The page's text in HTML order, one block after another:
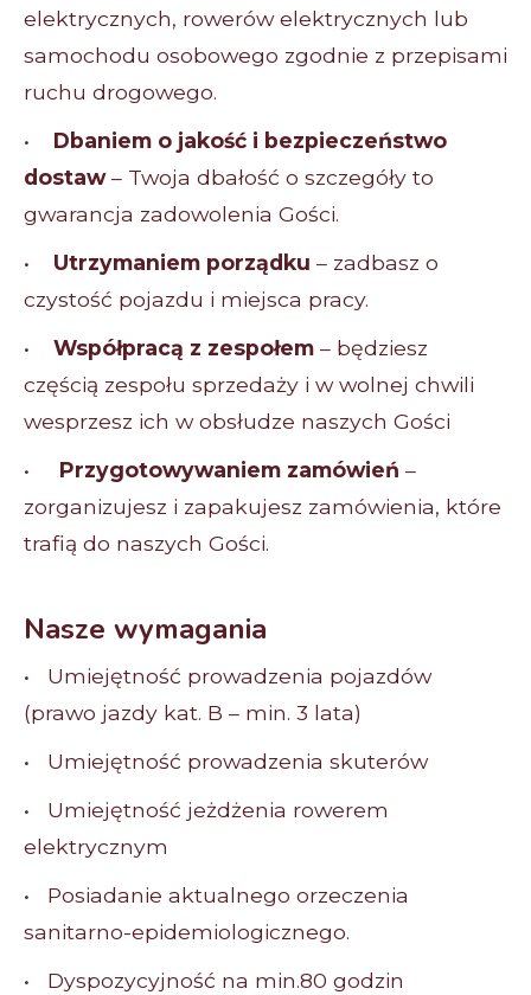
elektrycznych, rowerów elektrycznych lub
samochodu osobowego zgodnie z przepisami
ruchu drogowego.
• Dbaniem o jakość i bezpieczeństwo
dostaw– Twoja dbałość o szczegóły to
gwarancja zadowolenia Gości.
• Utrzymaniem porządku – zadbasz o
czystość pojazdu i miejsca pracy.
• Współpracą z zespołem – będziesz
częścią zespołu sprzedaży i w wolnej chwili
wesprzesz ich w obsłudze naszych Gości
• Przygotowywaniem zamówień –
zorganizujesz i zapakujesz zamówienia, które
trafią do naszych Gości.
Nasze wymagania
• Umiejętność prowadzenia pojazdów
(prawo jazdy kat. B – min. 3 lata)
• Umiejętność prowadzenia skuterów
• Umiejętność jeżdżenia rowerem
elektrycznym
• Posiadanie aktualnego orzeczenia
sanitarno-epidemiologicznego.
• Dyspozycyjność na min.80 godzin